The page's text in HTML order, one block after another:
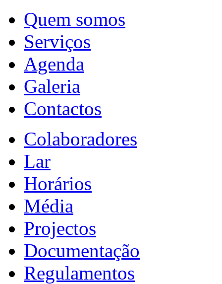
Quem somos
Serviços
Agenda
Galeria
Contactos
Colaboradores
Lar
Horários
Média
Projectos
Documentação
Regulamentos